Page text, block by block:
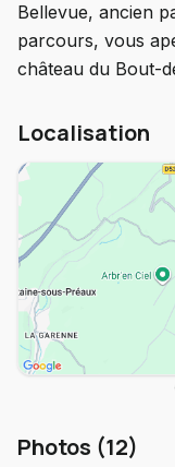
Bellevue, ancien
parcours, vous
château du Bout-
Localisation
Photos (12)